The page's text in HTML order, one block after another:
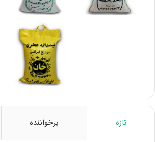
تازه پرخواننده